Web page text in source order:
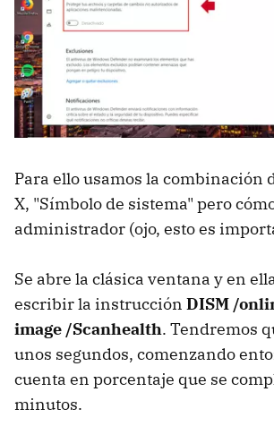
Para ello usamos la combinación
X, "Símbolo de sistema" pero
administrador (ojo, esto es
Se abre la clásica ventana y en
escribir la instrucción DISM /
image /Scanhealth. Tendremos
unos segundos, comenzando
cuenta en porcentaje que se
minutos.